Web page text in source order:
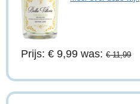
Prijs: € 9,99was:€ 11,99